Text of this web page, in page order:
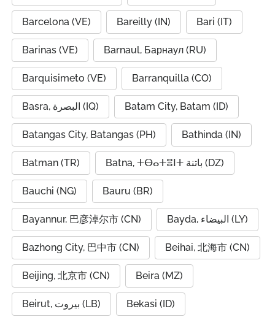
Barcelona (VE) Bareilly (IN) Bari (IT)
Barinas (VE) Barnaul, Барнаул (RU)
Barquisimeto (VE) Barranquilla (CO)
Basra, البصرة (IQ) Batam City, Batam (ID)
Batangas City, Batangas (PH) Bathinda (IN)
Batman (TR) Batna, ⵜⴱⴰⵜⴻⵏⵜ باتنة (DZ)
Bauchi (NG) Bauru (BR)
Bayannur, 巴彦淖尔市 (CN) Bayda, البيضاء (LY)
Bazhong City, 巴中市 (CN) Beihai, 北海市 (CN)
Beijing, 北京市 (CN) Beira (MZ)
Beirut, بيروت (LB) Bekasi (ID)